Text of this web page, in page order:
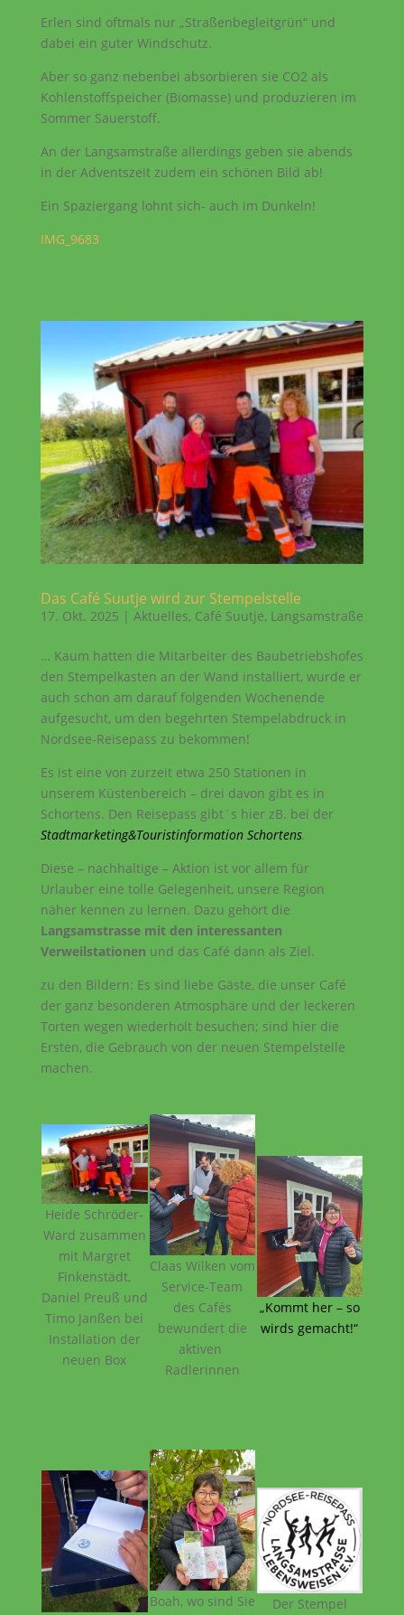
Erlen sind oftmals nur „Straßenbegleitgrün“ und
dabei ein guter Windschutz.
Aber so ganz nebenbei absorbieren sie CO2 als
Kohlenstoffspeicher (Biomasse) und produzieren im
Sommer Sauerstoff.
An der Langsamstraße allerdings geben sie abends
in der Adventszeit zudem ein schönen Bild ab!
Ein Spaziergang lohnt sich- auch im Dunkeln!
IMG_9683
Das Café Suutje wird zur Stempelstelle
17. Okt. 2025 | Aktuelles, Café Suutje, Langsamstraße
… Kaum hatten die Mitarbeiter des Baubetriebshofes
den Stempelkasten an der Wand installiert, wurde er
auch schon am darauf folgenden Wochenende
aufgesucht, um den begehrten Stempelabdruck in
Nordsee-Reisepass zu bekommen!
Es ist eine von zurzeit etwa 250 Stationen in
unserem Küstenbereich – drei davon gibt es in
Schortens. Den Reisepass gibt´s hier zB. bei der
Stadtmarketing&Touristinformation Schortens.
Diese – nachhaltige – Aktion ist vor allem für
Urlauber eine tolle Gelegenheit, unsere Region
näher kennen zu lernen. Dazu gehört die
Langsamstrasse mit den interessanten
Verweilstationen und das Café dann als Ziel.
zu den Bildern: Es sind liebe Gäste, die unser Café
der ganz besonderen Atmosphäre und der leckeren
Torten wegen wiederholt besuchen; sind hier die
Ersten, die Gebrauch von der neuen Stempelstelle
machen.
Heide Schröder-
Ward zusammen
mit Margret
Finkenstädt,
Daniel Preuß und
Timo Janßen bei
Installation der
neuen Box
Claas Wilken vom
Service-Team
des Cafés
bewundert die
aktiven
Radlerinnen
„Kommt her – so
wirds gemacht!“
Boah, wo sind Sie
Der Stempel